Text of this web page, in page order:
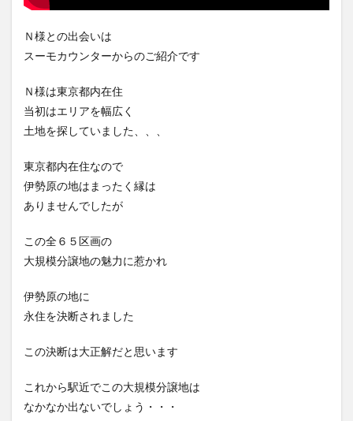
Ｎ様との出会いは
スーモカウンターからのご紹介です
Ｎ様は東京都内在住
当初はエリアを幅広く
土地を探していました、、、
東京都内在住なので
伊勢原の地はまったく縁は
ありませんでしたが
この全６５区画の
大規模分譲地の魅力に惹かれ
伊勢原の地に
永住を決断されました
この決断は大正解だと思います
これから駅近でこの大規模分譲地は
なかなか出ないでしょう・・・